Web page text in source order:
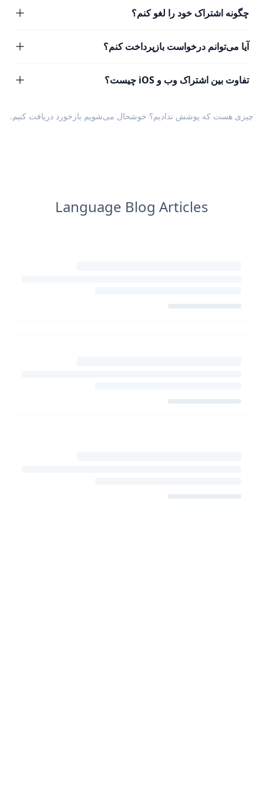
چگونه اشتراک خود را لغو کنم؟
آیا می‌توانم درخواست بازپرداخت کنم؟
تفاوت بین اشتراک وب و iOS چیست؟
چیزی هست که پوشش ندادیم؟ خوشحال می‌شویم بازخورد دریافت کنیم.
Language Blog Articles